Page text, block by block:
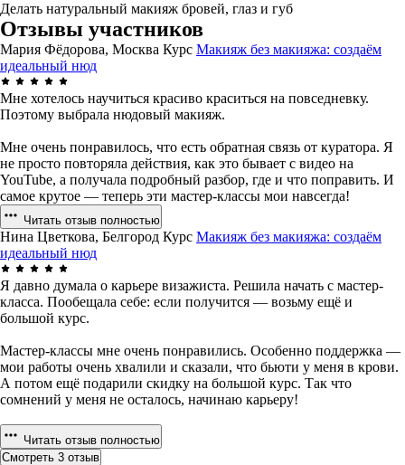
Делать натуральный макияж бровей, глаз и губ
Отзывы участников
Мария Фёдорова, Москва Курс Макияж без макияжа: создаём
идеальный нюд
Мне хотелось научиться красиво краситься на повседневку.
Поэтому выбрала нюдовый макияж.
Мне очень понравилось, что есть обратная связь от куратора. Я
не просто повторяла действия, как это бывает с видео на
YouTube, а получала подробный разбор, где и что поправить. И
самое крутое — теперь эти мастер-классы мои навсегда!
Читать отзыв полностью
Нина Цветкова, Белгород Курс Макияж без макияжа: создаём
идеальный нюд
Я давно думала о карьере визажиста. Решила начать с мастер-
класса. Пообещала себе: если получится — возьму ещё и
большой курс.
Мастер-классы мне очень понравились. Особенно поддержка —
мои работы очень хвалили и сказали, что бьюти у меня в крови.
А потом ещё подарили скидку на большой курс. Так что
сомнений у меня не осталось, начинаю карьеру!
Читать отзыв полностью
Смотреть 3 отзыв